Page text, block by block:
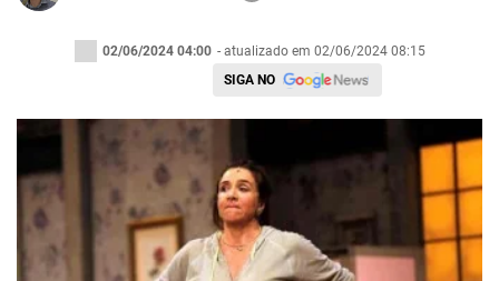
02/06/2024 04:00 - atualizado em 02/06/2024 08:15
SIGA NO